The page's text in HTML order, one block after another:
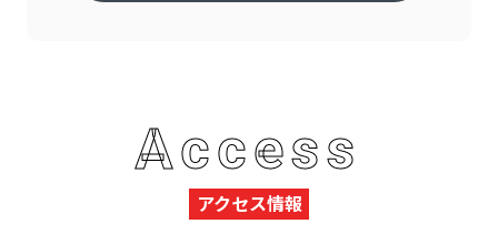
Access
アクセス情報